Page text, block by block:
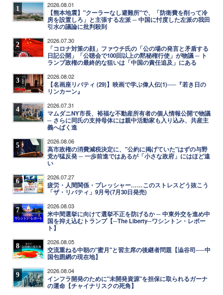
1 2026.08.01
【熊本地震】"クーラーなし避難所"で、「防衛費を削って冷
房を設置しろ」と主張する左派 ─ 中国に忖度した左派の我田
引水の議論に批判殺到
2 2026.07.30
「コロナ対策の顔」ファウチ氏の「公の場の発言と矛盾する
日記公開」「公聴会で100回以上の黙秘権行使」が物議 ─ ト
ランプ政権の最終的な狙いは「中国の責任追及」にある
3 2026.08.02
【名画座リバティ (29)】映画で学ぶ偉人伝(1)──『若き日の
リンカーン』
4 2026.07.31
マムダニNY市長、裕福な不動産所有者の個人情報公開で物議
─ さらに同氏の支持母体には親中活動家も入り込み、共産主
義へばく進
5 2026.08.06
高市政権の消費減税決定に、"公約に掲げていた"はずの与野
党が猛反発 ─ 一歩前進ではあるが「小さな政府」にはほど遠
い
6 2026.07.27
疲労・人間関係・プレッシャー……このストレスどう抜こう
「ザ・リバティ」9月号(7月30日発売)
7 2026.08.03
米中間選挙に向けて選挙不正を防げるか ─ 中東外交を進め中
国を抑え込むトランプ【─The Liberty─ワシントン・レポー
ト】
8 2026.08.05
交流重ねる中朝の"蜜月"と習主席の後継者問題【澁谷司──中
国包囲網の現在地】
9 2026.08.04
インフラ開発のために"未開発資源"を担保に取られるガーナ
の運命【チャイナリスクの死角】